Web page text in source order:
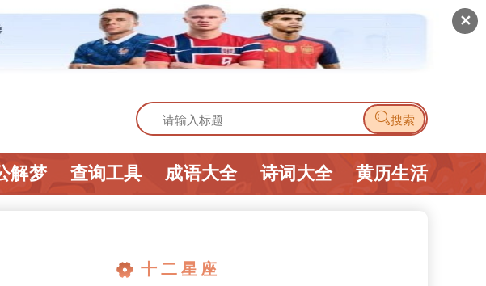
✕
搜索
解梦 查询工具 成语大全 诗词大全 黄历生活
十二星座